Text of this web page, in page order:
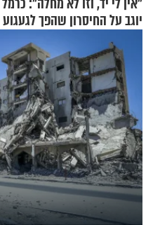
יוגב על החיסרון שהפך לגעגוע